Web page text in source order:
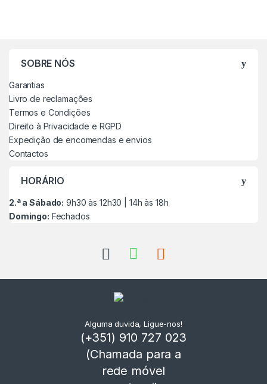
SOBRE NÓS
Garantias
Livro de reclamações
Termos e Condições
Direito à Privacidade e RGPD
Expedição de encomendas e envios
Contactos
HORÁRIO
2.ª a Sábado: 9h30 às 12h30 | 14h às 18h
Domingo: Fechados
Alguma duvida, Ligue-nos!
(+351) 910 727 023
(Chamada para a
rede móvel